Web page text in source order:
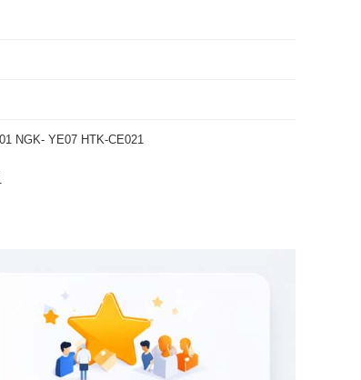
NGK- YE07 HTK-CE021